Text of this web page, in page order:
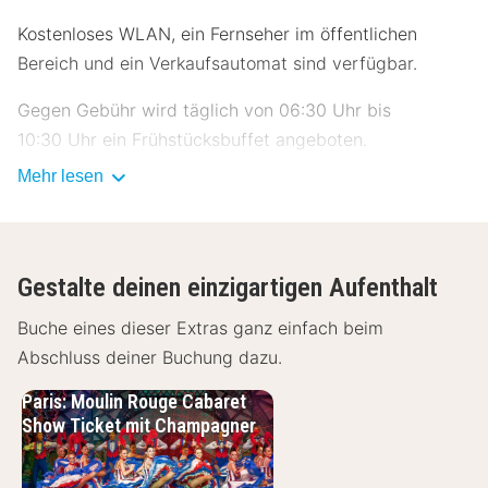
Kostenloses WLAN, ein Fernseher im öffentlichen
Bereich und ein Verkaufsautomat sind verfügbar.
Gegen Gebühr wird täglich von 06:30 Uhr bis
10:30 Uhr ein Frühstücksbuffet angeboten.
Die offizielle Sternebewertung für diese Unterkunft
Zum Angebot gehören kostenlose Zeitungen in der
Lobby, eine rund um die Uhr besetzte Rezeption und
eine Gepäckaufbewahrung. Vor Ort gibt es Folgendes:
Fühl dich in einem der 138 klimatisierten Zimmer mit
Flachbildfernseher wie zu Hause. Ein WLAN-
Mehr lesen
Gestalte deinen einzigartigen Aufenthalt
Buche eines dieser Extras ganz einfach beim
Abschluss deiner Buchung dazu.
Paris: Moulin Rouge Cabaret
Show Ticket mit Champagner